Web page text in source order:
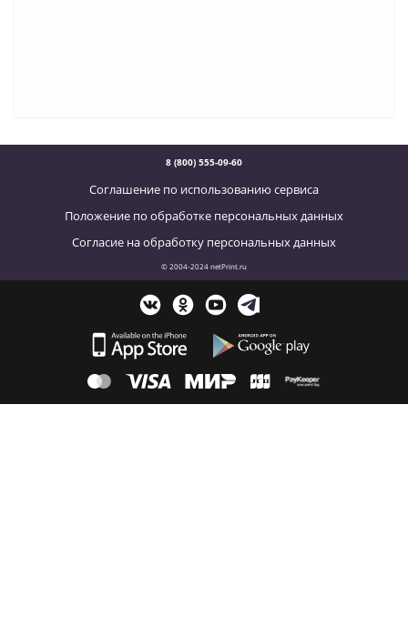
8 (800) 555-09-60
Соглашение по использованию сервиса
Положение по обработке персональных данных
Согласие на обработку персональных данных
© 2004-2024 netPrint.ru